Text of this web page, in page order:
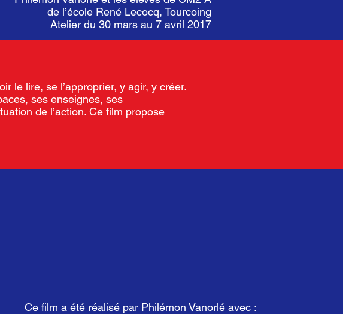
de l’école René Lecocq, Tourcoing
Atelier du 30 mars au 7 avril 2017
le lire, se l’approprier, y agir, y créer.
ses enseignes, ses
de l’action. Ce film propose
Ce film a été réalisé par Philémon Vanorlé avec :